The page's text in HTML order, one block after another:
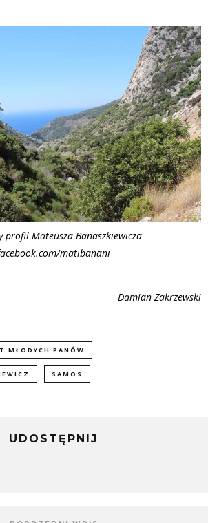
profil Mateusza Banaszkiewicza
matibanani
Damian Zakrzewski
MŁODYCH PANÓW
SAMOS
UDOSTĘPNIJ